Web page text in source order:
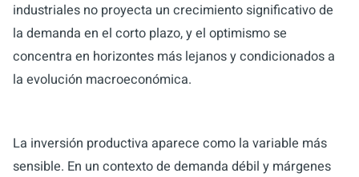
industriales no proyecta un crecimiento significativo de
la demanda en el corto plazo, y el optimismo se
concentra en horizontes más lejanos y condicionados a
la evolución macroeconómica.
La inversión productiva aparece como la variable más
sensible. En un contexto de demanda débil y márgenes